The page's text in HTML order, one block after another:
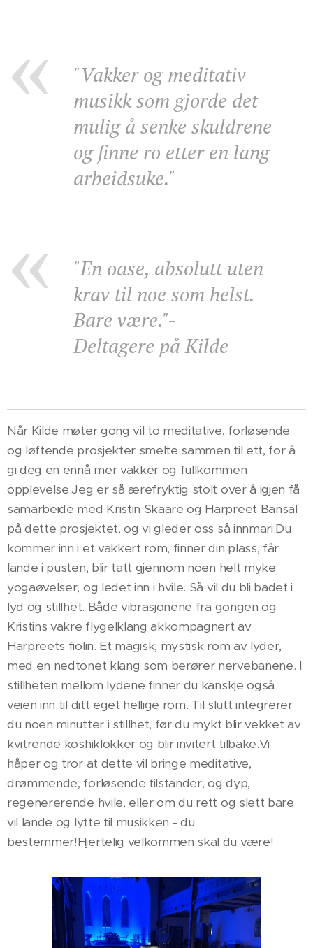
"Vakker og meditativ
musikk som gjorde det
mulig å senke skuldrene
og finne ro etter en lang
arbeidsuke."
"En oase, absolutt uten
krav til noe som helst.
Bare være."-
Deltagere på Kilde
Når Kilde møter gong vil to meditative, forløsende
og løftende prosjekter smelte sammen til ett, for å
gi deg en ennå mer vakker og fullkommen
opplevelse.Jeg er så ærefryktig stolt over å igjen få
samarbeide med Kristin Skaare og Harpreet Bansal
på dette prosjektet, og vi gleder oss så innmari.Du
kommer inn i et vakkert rom, finner din plass, får
lande i pusten, blir tatt gjennom noen helt myke
yogaøvelser, og ledet inn i hvile. Så vil du bli badet i
lyd og stillhet. Både vibrasjonene fra gongen og
Kristins vakre flygelklang akkompagnert av
Harpreets fiolin. Et magisk, mystisk rom av lyder,
med en nedtonet klang som berører nervebanene. I
stillheten mellom lydene finner du kanskje også
veien inn til ditt eget hellige rom. Til slutt integrerer
du noen minutter i stillhet, før du mykt blir vekket av
kvitrende koshiklokker og blir invitert tilbake.Vi
håper og tror at dette vil bringe meditative,
drømmende, forløsende tilstander, og dyp,
regenererende hvile, eller om du rett og slett bare
vil lande og lytte til musikken - du
bestemmer!Hjertelig velkommen skal du være!